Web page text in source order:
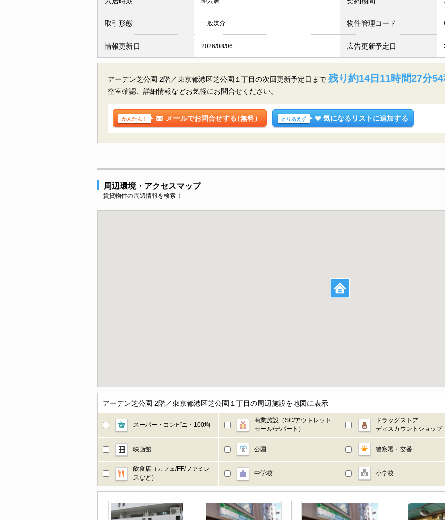
取引形態 一般媒介 物件管理コード
情報更新日 2026/08/06 広告更新予定日
アーデン芝公園 2階／東京都港区芝公園１丁目の次回更新予定日まで 残り約14日11時間27分
空室確認、詳細情報などお気軽にお問合せください。
かんたん！ メールでお問合せする（無料） とりあえず 気になるリストに追加する
周辺環境・アクセスマップ
賃貸物件の周辺情報を検索！
アーデン芝公園 2階／東京都港区芝公園１丁目の周辺施設を地図に表示
スーパー・コンビニ・100均
商業施設（SC/アウトレット
モール/デパート）
ドラッグストア
ディスカウントショップ
映画館 公園 警察署・交番
飲食店（カフェ/FF/ファミレ
スなど）
中学校 小学校